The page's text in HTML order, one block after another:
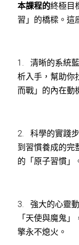
本課程的終極目
習」的橋樑。這
1.   清晰的系統
析入手，幫助你
而戰」的內在動
2.   科學的實踐
到習慣養成的完
的「原子習慣」
3.   強大的心靈
「天使與魔鬼
擎永不熄火。